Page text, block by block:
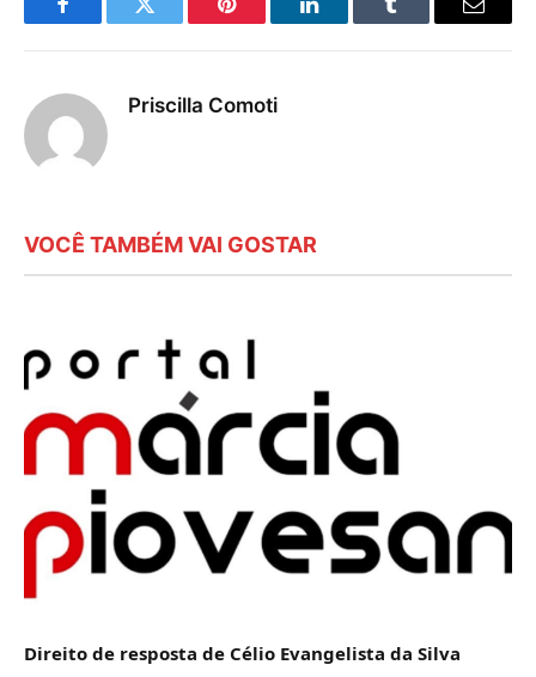
FacebookTwitter Pinterest LinkedInTumblr
E-
Priscilla Comoti
VOCÊ TAMBÉM VAI GOSTAR
Direito de resposta de Célio Evangelista da Silva